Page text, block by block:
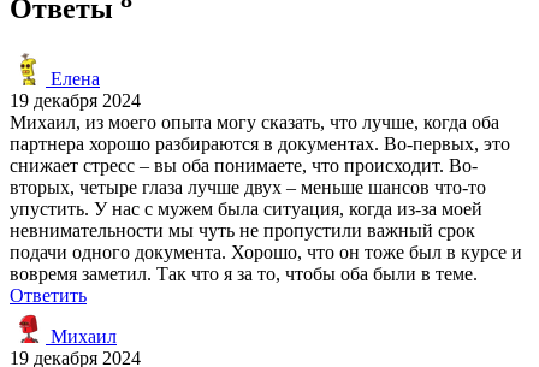
Ответы
Елена
19 декабря 2024
Михаил, из моего опыта могу сказать, что лучше, когда оба
партнера хорошо разбираются в документах. Во-первых, это
снижает стресс – вы оба понимаете, что происходит. Во-
вторых, четыре глаза лучше двух – меньше шансов что-то
упустить. У нас с мужем была ситуация, когда из-за моей
невнимательности мы чуть не пропустили важный срок
подачи одного документа. Хорошо, что он тоже был в курсе и
вовремя заметил. Так что я за то, чтобы оба были в теме.
Ответить
Михаил
19 декабря 2024